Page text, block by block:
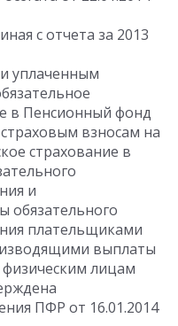
с отчета за 2013
уплаченным
в Пенсионный фонд
взносам на
страхование в
и
обязательного
плательщиками
выплаты
лицам
ПФР от 16.01.2014